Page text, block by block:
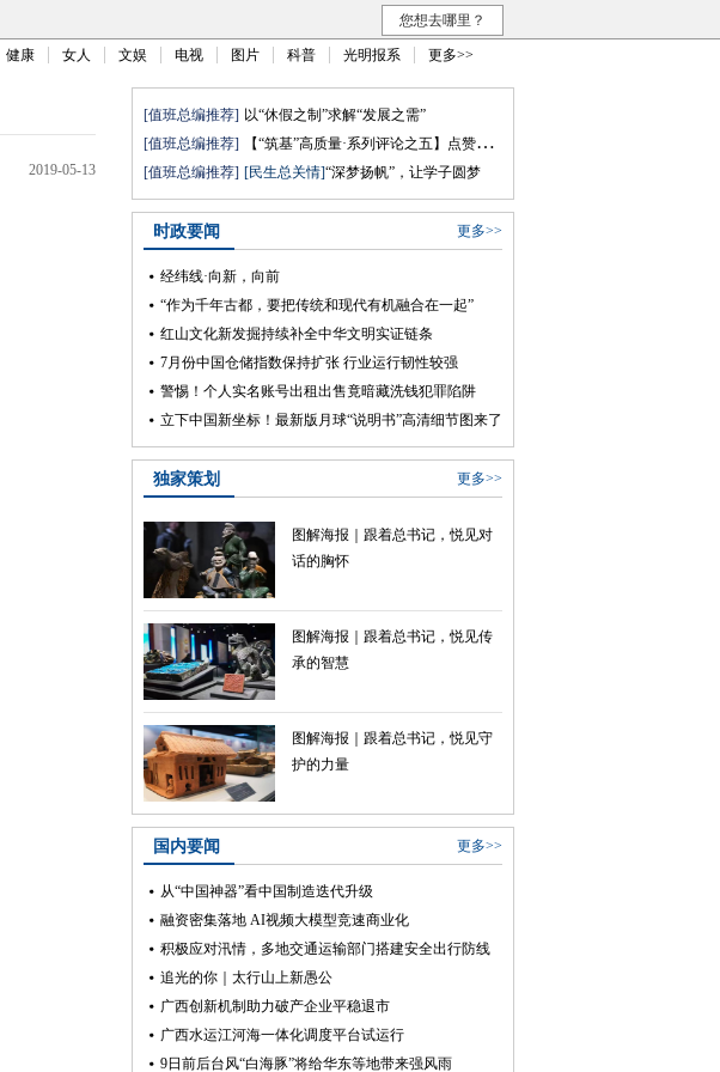
您想去哪里？
健康 女人 文娱 电视 图片 科普 光明报系 更多>>
2019-05-13